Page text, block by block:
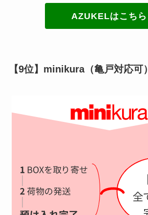
AZUKELはこちら
【9位】minikura（亀戸対応可）